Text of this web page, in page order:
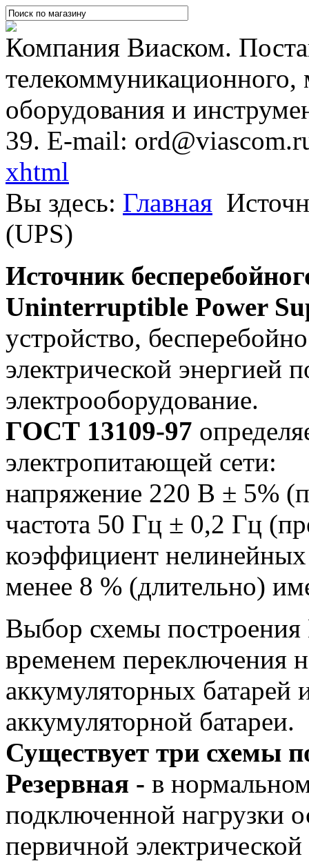
Компания Виаском.
телекоммуникационного,
оборудования и
39. E-mail:
xhtml
Вы здесь: Главная
(UPS)
Источник
Uninterruptible Power
устройство,
электрической энергией
электрооборудование.
ГОСТ 13109-97
электропитающей сети:
напряжение 220 В ± 5%
частота 50 Гц ± 0,2 Гц
коэффициент
менее 8 % (длительно)
Выбор схемы построения
временем переключения
аккумуляторных батарей
аккумуляторной батареи.
Существует три схемы
Резервная - в
подключенной нагрузки
первичной